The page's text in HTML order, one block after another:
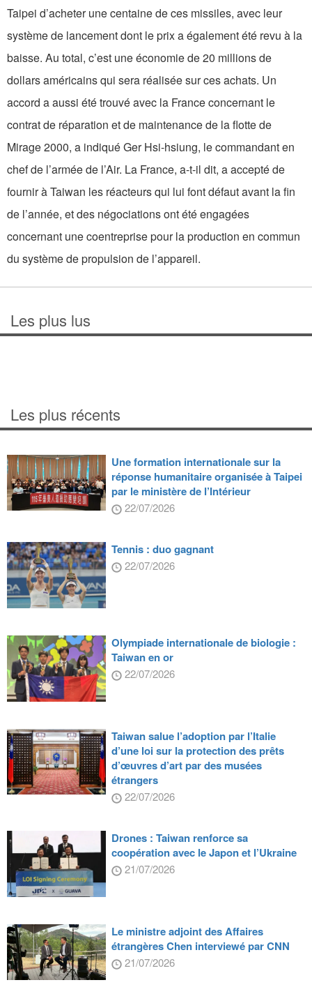
Taipei d’acheter une centaine de ces missiles, avec leur
système de lancement dont le prix a également été revu à la
baisse. Au total, c’est une économie de 20 millions de
dollars américains qui sera réalisée sur ces achats. Un
accord a aussi été trouvé avec la France concernant le
contrat de réparation et de maintenance de la flotte de
Mirage 2000, a indiqué Ger Hsi-hsiung, le commandant en
chef de l’armée de l’Air. La France, a-t-il dit, a accepté de
fournir à Taiwan les réacteurs qui lui font défaut avant la fin
de l’année, et des négociations ont été engagées
concernant une coentreprise pour la production en commun
du système de propulsion de l’appareil.
Les plus lus
Les plus récents
Une formation internationale sur la
réponse humanitaire organisée à Taipei
par le ministère de l’Intérieur
22/07/2026
Tennis : duo gagnant
22/07/2026
Olympiade internationale de biologie :
Taiwan en or
22/07/2026
Taiwan salue l’adoption par l’Italie
d’une loi sur la protection des prêts
d’œuvres d’art par des musées
étrangers
22/07/2026
Drones : Taiwan renforce sa
coopération avec le Japon et l’Ukraine
21/07/2026
Le ministre adjoint des Affaires
étrangères Chen interviewé par CNN
21/07/2026